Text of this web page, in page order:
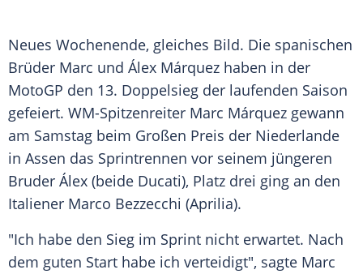
Neues Wochenende, gleiches Bild. Die spanischen
Brüder Marc und Álex Márquez haben in der
MotoGP den 13. Doppelsieg der laufenden Saison
gefeiert. WM-Spitzenreiter Marc Márquez gewann
am Samstag beim Großen Preis der Niederlande
in Assen das Sprintrennen vor seinem jüngeren
Bruder Álex (beide Ducati), Platz drei ging an den
Italiener Marco Bezzecchi (Aprilia).
"Ich habe den Sieg im Sprint nicht erwartet. Nach
dem guten Start habe ich verteidigt", sagte Marc